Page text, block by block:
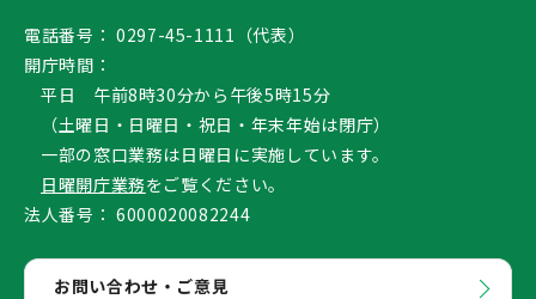
電話番号： 0297-45-1111（代表）
開庁時間：
平日 午前8時30分から午後5時15分
（土曜日・日曜日・祝日・年末年始は閉庁）
一部の窓口業務は日曜日に実施しています。
日曜開庁業務をご覧ください。
法人番号： 6000020082244
お問い合わせ・ご意見